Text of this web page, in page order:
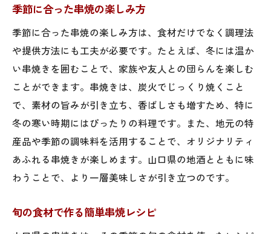
季節に合った串焼の楽しみ方
季節に合った串焼の楽しみ方は、食材だけでなく調理法
や提供方法にも工夫が必要です。たとえば、冬には温か
い串焼きを囲むことで、家族や友人との団らんを楽しむ
ことができます。串焼きは、炭火でじっくり焼くこと
で、素材の旨みが引き立ち、香ばしさも増すため、特に
冬の寒い時期にはぴったりの料理です。また、地元の特
産品や季節の調味料を活用することで、オリジナリティ
あふれる串焼きが楽しめます。山口県の地酒とともに味
わうことで、より一層美味しさが引き立つのです。
旬の食材で作る簡単串焼レシピ